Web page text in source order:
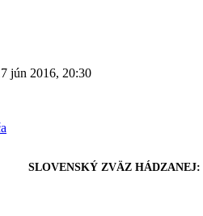
jún 2016, 20:30
SLOVENSKÝ ZVÄZ HÁDZANEJ: